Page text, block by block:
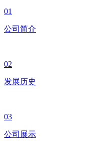
01
公司简介
02
发展历史
03
公司展示